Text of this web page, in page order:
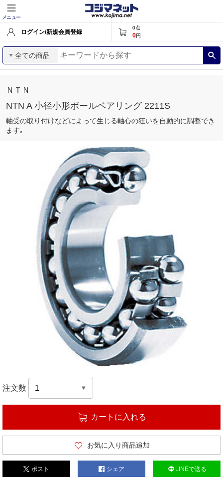
メニュー
ログイン/新規会員登録
0点
0円
全ての商品
ＮＴＮ
NTN A 小径小形ボールベアリング 2211S
軸受の取り付けなどによって生じる軸心の狂いを自動的に調整でき
ます｡
注文数
カートに入れる
お気に入り商品追加
ポスト シェア LINEで送る